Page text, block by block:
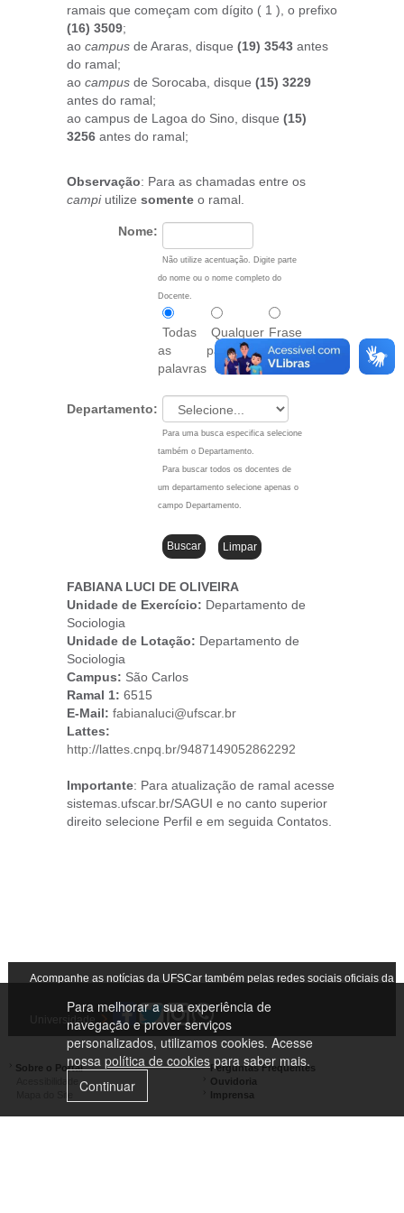
Para melhorar a sua experiência de
navegação e prover serviços
personalizados, utilizamos cookies. Acesse
nossa política de cookiespara saber mais.
Continuar
ramais que começam com dígito ( 1 ), o prefixo
(16) 3509;
ao campus de Araras, disque (19) 3543 antes
do ramal;
ao campus de Sorocaba, disque (15) 3229
antes do ramal;
ao campus de Lagoa do Sino, disque (15)
3256 antes do ramal;
Observação: Para as chamadas entre os
campiutilize somente o ramal.
Nome:
Não utilize acentuação. Digite parte
do nome ou o nome completo do
Docente.
Todas
as
palavras
Qualquer
palavra
Frase
exata
Departamento:
Para uma busca especifica selecione
também o Departamento.
Para buscar todos os docentes de
um departamento selecione apenas o
campo Departamento.
FABIANA LUCI DE OLIVEIRA
Unidade de Exercício: Departamento de
Sociologia
Unidade de Lotação: Departamento de
Sociologia
Campus: São Carlos
Ramal 1: 6515
E-Mail: fabianaluci@ufscar.br
Lattes:
http://lattes.cnpq.br/9487149052862292
Importante: Para atualização de ramal acesse
sistemas.ufscar.br/SAGUI e no canto superior
direito selecione Perfil e em seguida Contatos.
Acompanhe as notícias da UFSCar também pelas redes sociais oficiais da
Universidade
Sobre o Portal
Perguntas Frequentes
Ouvidoria
Imprensa